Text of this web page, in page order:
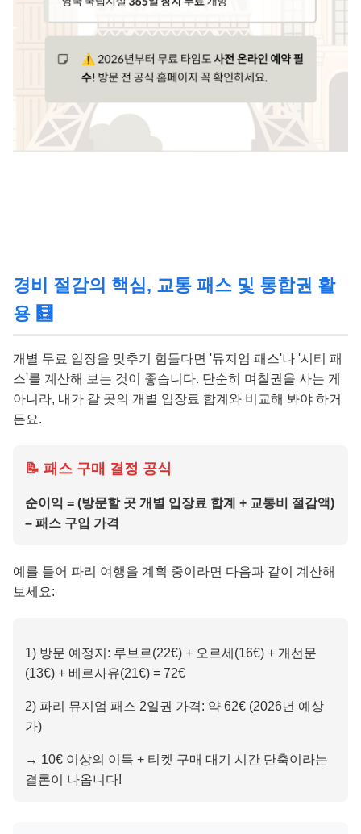
경비 절감의 핵심, 교통 패스 및 통합권 활
용 🧮
개별 무료 입장을 맞추기 힘들다면 '뮤지엄 패스'나 '시티 패
스'를 계산해 보는 것이 좋습니다. 단순히 며칠권을 사는 게
아니라, 내가 갈 곳의 개별 입장료 합계와 비교해 봐야 하거
든요.
📝 패스 구매 결정 공식
순이익 = (방문할 곳 개별 입장료 합계 + 교통비 절감액)
– 패스 구입 가격
예를 들어 파리 여행을 계획 중이라면 다음과 같이 계산해
보세요:
1) 방문 예정지: 루브르(22€) + 오르세(16€) + 개선문
(13€) + 베르사유(21€) = 72€
2) 파리 뮤지엄 패스 2일권 가격: 약 62€ (2026년 예상
가)
→ 10€ 이상의 이득 + 티켓 구매 대기 시간 단축이라는
결론이 나옵니다!